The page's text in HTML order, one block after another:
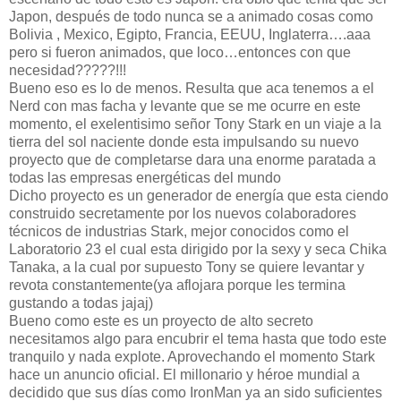
Japon, después de todo nunca se a animado cosas como
Bolivia , Mexico, Egipto, Francia, EEUU, Inglaterra….aaa
pero si fueron animados, que loco…entonces con que
necesidad?????!!!
Bueno eso es lo de menos. Resulta que aca tenemos a el
Nerd con mas facha y levante que se me ocurre en este
momento, el exelentisimo señor Tony Stark en un viaje a la
tierra del sol naciente donde esta impulsando su nuevo
proyecto que de completarse dara una enorme paratada a
todas las empresas energéticas del mundo
Dicho proyecto es un generador de energía que esta ciendo
construido secretamente por los nuevos colaboradores
técnicos de industrias Stark, mejor conocidos como el
Laboratorio 23 el cual esta dirigido por la sexy y seca Chika
Tanaka, a la cual por supuesto Tony se quiere levantar y
revota constantemente(ya aflojara porque les termina
gustando a todas jajaj)
Bueno como este es un proyecto de alto secreto
necesitamos algo para encubrir el tema hasta que todo este
tranquilo y nada explote. Aprovechando el momento Stark
hace un anuncio oficial. El millonario y héroe mundial a
decidido que sus días como IronMan ya an sido suficientes